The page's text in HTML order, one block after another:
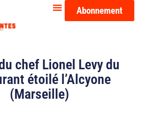
Abonnement
chef Lionel Levy du
étoilé l’Alcyone
(Marseille)